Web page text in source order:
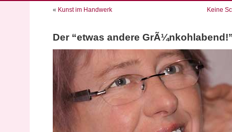
« Kunst im Handwerk Keine
Der “etwas andere GrÃ¼nkohlabend!”